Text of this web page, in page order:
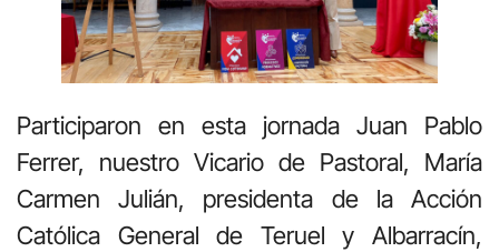
Participaron en esta jornada Juan Pablo
Ferrer, nuestro Vicario de Pastoral, María
Carmen Julián, presidenta de la Acción
Católica General de Teruel y Albarracín,